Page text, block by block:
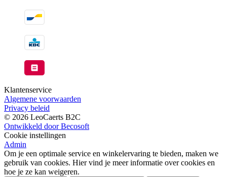
Klantenservice
Algemene voorwaarden
Privacy beleid
© 2026 LeoCaerts B2C
Ontwikkeld door Becosoft
Cookie instellingen
Admin
Om je een optimale service en winkelervaring te bieden, maken we
gebruik van cookies. Hier vind je meer informatie over cookies en
hoe je ze kan weigeren.